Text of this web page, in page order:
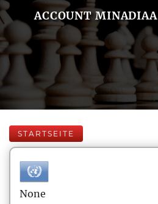
ACCOUNT MINADIAA
STARTSEITE
None